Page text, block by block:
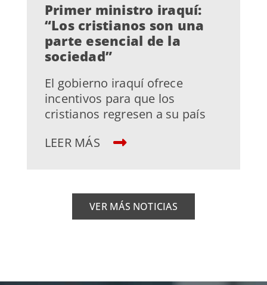
Primer ministro iraquí:
“Los cristianos son una
parte esencial de la
sociedad”
El gobierno iraquí ofrece
incentivos para que los
cristianos regresen a su país
LEER MÁS
VER MÁS NOTICIAS